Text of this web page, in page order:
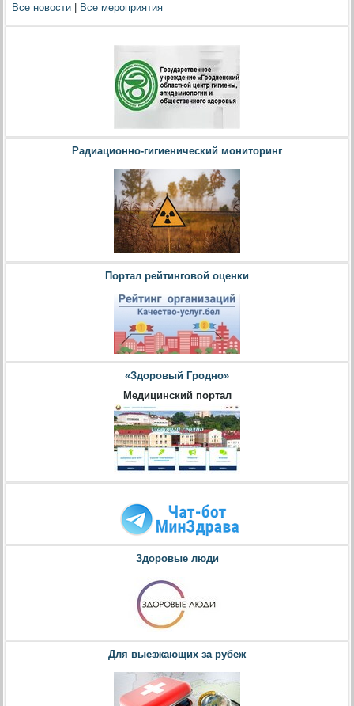
Все новости | Все мероприятия
Радиационно-гигиенический мониторинг
Портал рейтинговой оценки
«Здоровый Гродно»
Медицинский портал
Здоровые люди
Для выезжающих за рубеж